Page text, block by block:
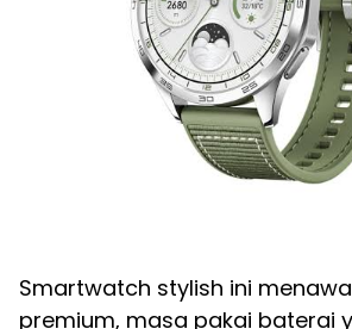
Smartwatch stylish ini
premium, masa pakai baterai